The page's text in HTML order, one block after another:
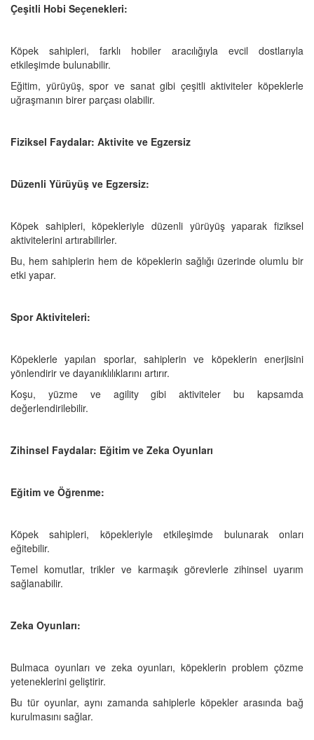
Çeşitli Hobi Seçenekleri:
Köpek sahipleri, farklı hobiler aracılığıyla evcil dostlarıyla
etkileşimde bulunabilir.
Eğitim, yürüyüş, spor ve sanat gibi çeşitli aktiviteler köpeklerle
uğraşmanın birer parçası olabilir.
Fiziksel Faydalar: Aktivite ve Egzersiz
Düzenli Yürüyüş ve Egzersiz:
Köpek sahipleri, köpekleriyle düzenli yürüyüş yaparak fiziksel
aktivitelerini artırabilirler.
Bu, hem sahiplerin hem de köpeklerin sağlığı üzerinde olumlu bir
etki yapar.
Spor Aktiviteleri:
Köpeklerle yapılan sporlar, sahiplerin ve köpeklerin enerjisini
yönlendirir ve dayanıklılıklarını artırır.
Koşu, yüzme ve agility gibi aktiviteler bu kapsamda
değerlendirilebilir.
Zihinsel Faydalar: Eğitim ve Zeka Oyunları
Eğitim ve Öğrenme:
Köpek sahipleri, köpekleriyle etkileşimde bulunarak onları
eğitebilir.
Temel komutlar, trikler ve karmaşık görevlerle zihinsel uyarım
sağlanabilir.
Zeka Oyunları:
Bulmaca oyunları ve zeka oyunları, köpeklerin problem çözme
yeteneklerini geliştirir.
Bu tür oyunlar, aynı zamanda sahiplerle köpekler arasında bağ
kurulmasını sağlar.